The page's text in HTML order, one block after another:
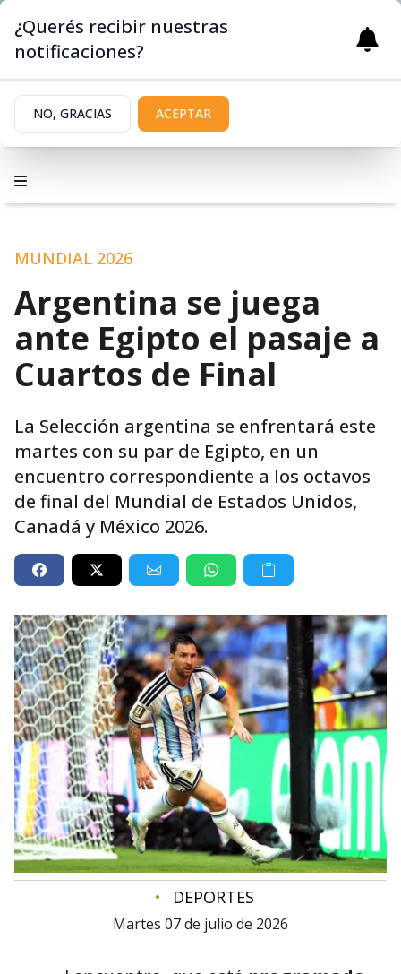
MUNDIAL 2026
Argentina se juega
ante Egipto el pasaje a
Cuartos de Final
La Selección argentina se enfrentará este
martes con su par de Egipto, en un
encuentro correspondiente a los octavos
de final del Mundial de Estados Unidos,
Canadá y México 2026.
• DEPORTES
martes 07 de julio de 2026
¿Querés recibir nuestras
notificaciones?
NO, GRACIAS ACEPTAR